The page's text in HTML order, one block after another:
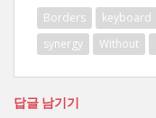
Borders keyboard
synergy
Without
답글 남기기